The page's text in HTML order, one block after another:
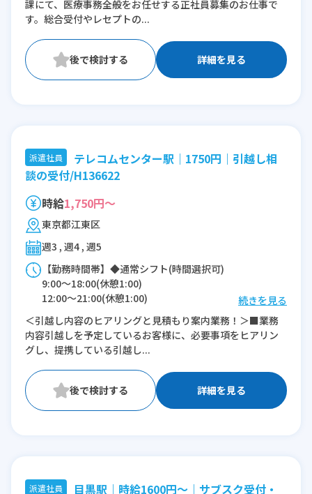
※残業：0〜20時間程度/月
課にて、医療事務全般をお任せする正社員募集のお仕事で
す。総合受付やレセプトの...
詳細を見る
派遣社員
テレコムセンター駅｜1750円｜引越し相
談の受付/H136622
時給1,750円～
東京都江東区
週3 , 週4 , 週5
【勤務時間帯】◆通常シフト(時間選択可)
9:00〜18:00(休憩1:00)
12:00〜21:00(休憩1:00)
※残業：0〜10時間程度/月
※時短：17:00～21:00
続きを見る
＜引越し内容のヒアリングと見積もり案内業務！＞■業務
内容引越しを予定しているお客様に、必要事項をヒアリン
グし、提携している引越し...
詳細を見る
派遣社員
目黒駅｜時給1600円～｜サブスク受付・